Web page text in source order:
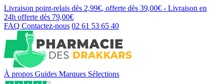
Livraison point-relais dès 2,99€, offerte dès 39,00€ - Livraison en
24h offerte dès 79,00€
FAQ Contactez-nous 02 61 53 65 40
À propos Guides Marques Sélections